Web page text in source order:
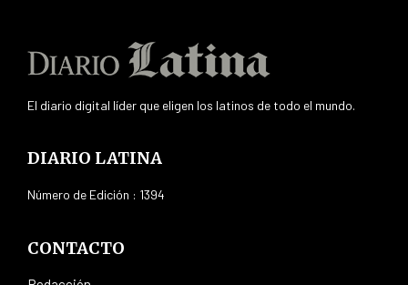
El diario digital líder que eligen los latinos de todo el mundo.
DIARIO LATINA
Número de Edición : 1394
CONTACTO